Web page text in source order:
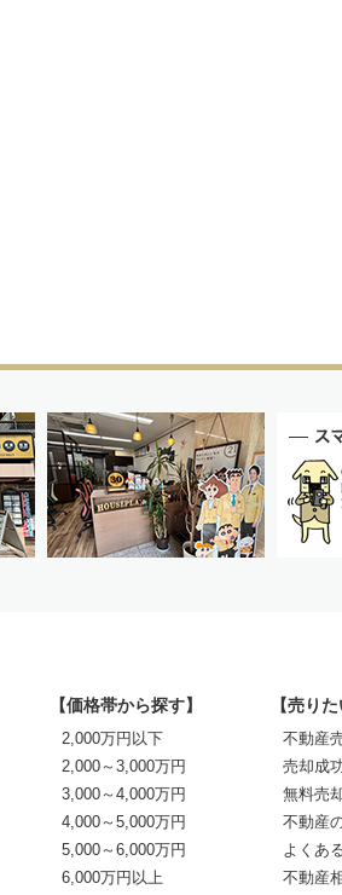
【価格帯から探す】
2,000万円以下
2,000～3,000万円
3,000～4,000万円
4,000～5,000万円
5,000～6,000万円
6,000万円以上
【売りた
不動産
売却成
無料売
不動産
よくあ
不動産